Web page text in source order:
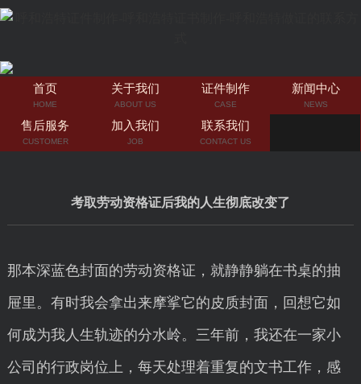
首页
HOME
关于我们
ABOUT US
证件制作
CASE
新闻中心
NEWS
售后服务
CUSTOMER
加入我们
JOB
联系我们
CONTACT US
考取劳动资格证后我的人生彻底改变了
那本深蓝色封面的劳动资格证，就静静躺在书桌的抽
屉里。有时我会拿出来摩挲它的皮质封面，回想它如
何成为我人生轨迹的分水岭。三年前，我还在一家小
公司的行政岗位上，每天处理着重复的文书工作，感